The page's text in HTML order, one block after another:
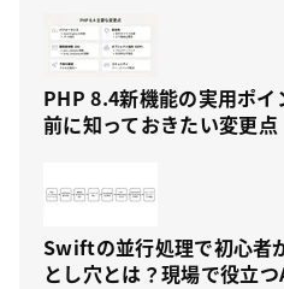
PHP 8.4新機能の実用ポ
前に知っておきたい変更点
Swiftの並行処理で初心者
とし穴とは？現場で役立